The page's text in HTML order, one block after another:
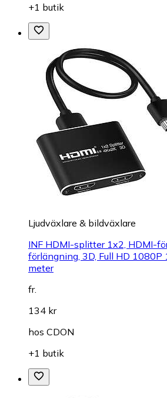
+1 butik
Ljudväxlare & bildväxlare
INF HDMI-splitter 1x2, HDMI-
förlängning, 3D, Full HD 1080P
meter
fr.
134 kr
hos CDON
+1 butik